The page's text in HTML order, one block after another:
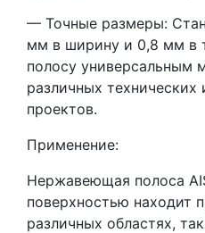
— Точные размеры:
мм в ширину и 0,8 мм в
полосу универсальным
различных технических
проектов.
Применение:
Нержавеющая полоса
поверхностью находит
различных областях,